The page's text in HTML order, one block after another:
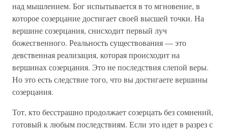
над мышлением. Бог испытывается в то мгновение, в
которое созерцание достигает своей высшей точки. На
вершине созерцания, снисходит первый луч
божесгвенного. Реальность существования — это
девственная реализация, которая происходит на
вершинах созерцания. Это не последствия слепой веры.
Но это есть следствие того, что вы достигаете вершины
созерцания.
Тот, кто бесстрашно продолжает созерцать без сомнений,
готовый к любым последствиям. Если это идет в разрез с